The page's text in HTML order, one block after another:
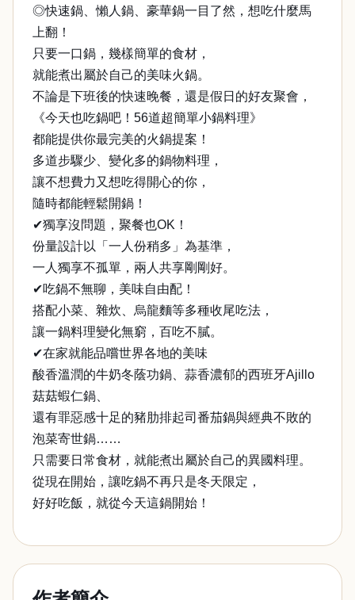
◎快速鍋、懶人鍋、豪華鍋一目了然，想吃什麼馬
上翻！
只要一口鍋，幾樣簡單的食材，
就能煮出屬於自己的美味火鍋。
不論是下班後的快速晚餐，還是假日的好友聚會，
《今天也吃鍋吧！56道超簡單小鍋料理》
都能提供你最完美的火鍋提案！
多道步驟少、變化多的鍋物料理，
讓不想費力又想吃得開心的你，
隨時都能輕鬆開鍋！
✔獨享沒問題，聚餐也OK！
份量設計以「一人份稍多」為基準，
一人獨享不孤單，兩人共享剛剛好。
✔吃鍋不無聊，美味自由配！
搭配小菜、雜炊、烏龍麵等多種收尾吃法，
讓一鍋料理變化無窮，百吃不膩。
✔在家就能品嚐世界各地的美味
酸香溫潤的牛奶冬蔭功鍋、蒜香濃郁的西班牙Ajillo
菇菇蝦仁鍋、
還有罪惡感十足的豬肋排起司番茄鍋與經典不敗的
泡菜寄世鍋……
只需要日常食材，就能煮出屬於自己的異國料理。
從現在開始，讓吃鍋不再只是冬天限定，
好好吃飯，就從今天這鍋開始！